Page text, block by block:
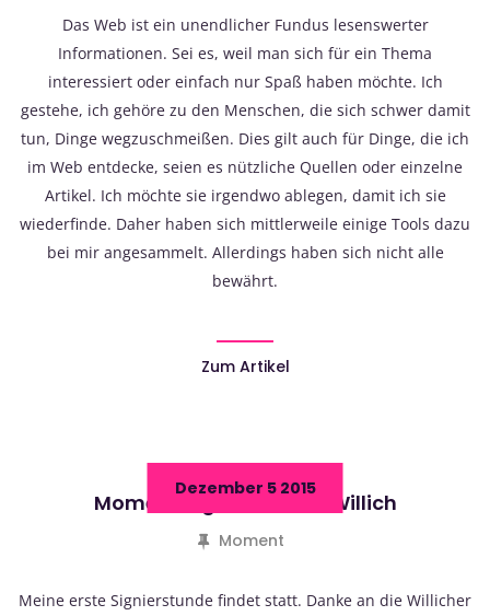
Das Web ist ein unendlicher Fundus lesenswerter
Informationen. Sei es, weil man sich für ein Thema
interessiert oder einfach nur Spaß haben möchte. Ich
gestehe, ich gehöre zu den Menschen, die sich schwer damit
tun, Dinge wegzuschmeißen. Dies gilt auch für Dinge, die ich
im Web entdecke, seien es nützliche Quellen oder einzelne
Artikel. Ich möchte sie irgendwo ablegen, damit ich sie
wiederfinde. Daher haben sich mittlerweile einige Tools dazu
bei mir angesammelt. Allerdings haben sich nicht alle
bewährt.
Zum Artikel
Dezember 5 2015
Moment Signierstunde Willich
Moment
Meine erste Signierstunde findet statt. Danke an die Willicher